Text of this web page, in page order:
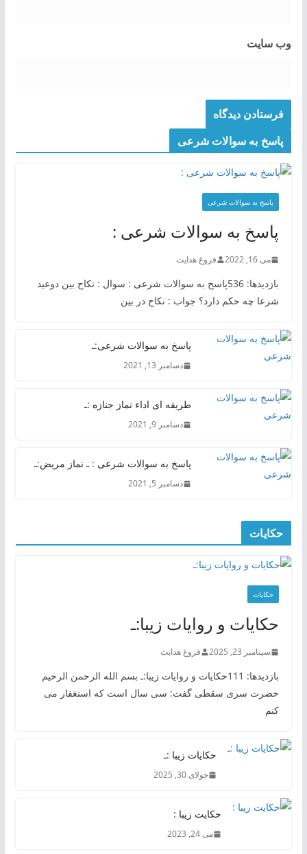
وب‌ سایت
پاسخ به سوالات شرعی
پاسخ به سوالات شرعی
پاسخ به سوالات شرعی :
می 16, 2022 فروغ هدایت
بازدیدها: 536پاسخ به سوالات شرعی : سوال : نکاح بین دوعید
شرعا چه حکم دارد؟ جواب : نکاح در بین
پاسخ به سوالات شرعی:ـ
دسامبر 13, 2021
طریقه ای اداء نماز جنازه :ـ
دسامبر 9, 2021
پاسخ به سوالات شرعی : ـ نماز مریض:ـ
دسامبر 5, 2021
حکایات
حکایات
حکایات و روایات زیبا:ـ
سپتامبر 23, 2025 فروغ هدایت
بازدیدها: 111حکایات و روایات زیبا:ـ بسم الله الرحمن الرحیم
حضرت سری سقطی گفت: سی سال است که استغفار می
کنم
حکایات زیبا :ـ
جولای 30, 2025
حکایت زیبا :
می 24, 2023